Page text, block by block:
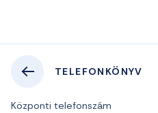
TELEFONKÖNYV
Központi telefonszám